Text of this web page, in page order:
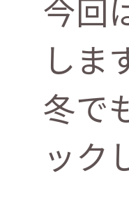
今回
しま
冬で
ック